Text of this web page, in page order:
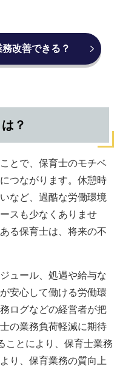
改善できる？
？
とで、保育士のモチベ
つながります。休憩時
など、過酷な労働環境
スも少なくありませ
る保育士は、将来の不
ュール、処遇や給与な
安心して働ける労働環
ログなどの経営者が把
の業務負荷軽減に期待
ことにより、保育士業務
り、保育業務の質向上